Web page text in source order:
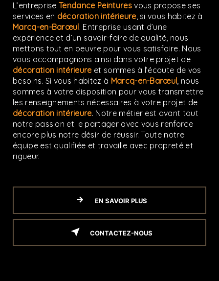
L’entrepriseTendance Peinturesvous propose ses
services en décoration intérieure, si vous habitez à
Marcq-en-Barœul. Entreprise usant d’une
expérience et d’un savoir-faire de qualité, nous
mettons tout en oeuvre pour vous satisfaire. Nous
vous accompagnons ainsi dans votre projet de
décoration intérieureet sommes à l’écoute de vos
besoins. Si vous habitez à Marcq-en-Barœul, nous
sommes à votre disposition pour vous transmettre
les renseignements nécessaires à votre projet de
décoration intérieure. Notre métier est avant tout
notre passion et le partager avec vous renforce
encore plus notre désir de réussir. Toute notre
équipe est qualifiée et travaille avec propreté et
rigueur.
EN SAVOIR PLUS
CONTACTEZ-NOUS